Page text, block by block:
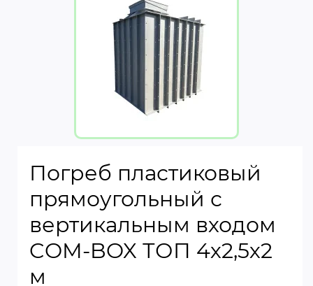
Погреб пластиковый
прямоугольный с
вертикальным входом
COM-BOX ТОП 4х2,5х2
м